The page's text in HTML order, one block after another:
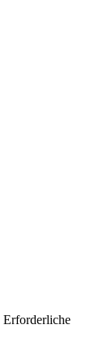
Erforderliche